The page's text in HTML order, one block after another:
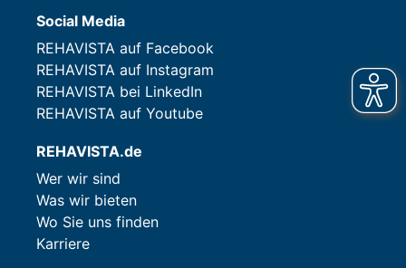
Social Media
REHAVISTA auf Facebook
REHAVISTA auf Instagram
REHAVISTA bei LinkedIn
REHAVISTA auf Youtube
REHAVISTA.de
Wer wir sind
Was wir bieten
Wo Sie uns finden
Karriere